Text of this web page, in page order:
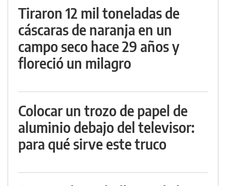
Tiraron 12 mil toneladas de
cáscaras de naranja en un
campo seco hace 29 años y
floreció un milagro
Colocar un trozo de papel de
aluminio debajo del televisor:
para qué sirve este truco